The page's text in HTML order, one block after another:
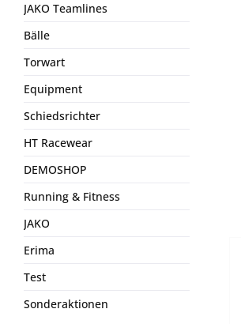
JAKO Teamlines
Bälle
Torwart
Equipment
Schiedsrichter
HT Racewear
DEMOSHOP
Running & Fitness
JAKO
Erima
Test
Sonderaktionen